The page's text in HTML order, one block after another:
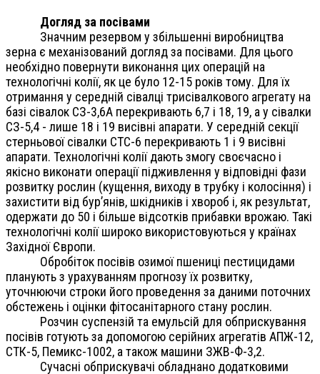
Догляд за посівами
Значним резервом у збільшенні виробництва
зерна є механізований догляд за посівами. Для цього
необхідно повернути виконання цих операцій на
технологічні колії, як це було 12-15 років тому. Для їх
отримання у середній сівалці трисівалкового агрегату на
базі сівалок СЗ-3,6А перекривають 6,7 і 18, 19, а у сівалки
СЗ-5,4 - лише 18 і 19 висівні апарати. У середній секції
стерньової сівалки СТС-6 перекривають 1 і 9 висівні
апарати. Технологічні колії дають змогу своєчасно і
якісно виконати операції підживлення у відповідні фази
розвитку рослин (кущення, виходу в трубку і колосіння) і
захистити від бур’янів, шкідників і хвороб і, як результат,
одержати до 50 і більше відсотків прибавки врожаю. Такі
технологічні колії широко використовуються у країнах
Західної Європи.
Обробіток посівів озимої пшениці пестицидами
планують з урахуванням прогнозу їх розвитку,
уточнюючи строки його проведення за даними поточних
обстежень і оцінки фітосанітарного стану рослин.
Розчин суспензій та емульсій для обприскування
посівів готують за допомогою серійних агрегатів АПЖ-12,
СТК-5, Пемикс-1002, а також машини ЗЖВ-Ф-3,2.
Сучасні обприскувачі обладнано додатковими